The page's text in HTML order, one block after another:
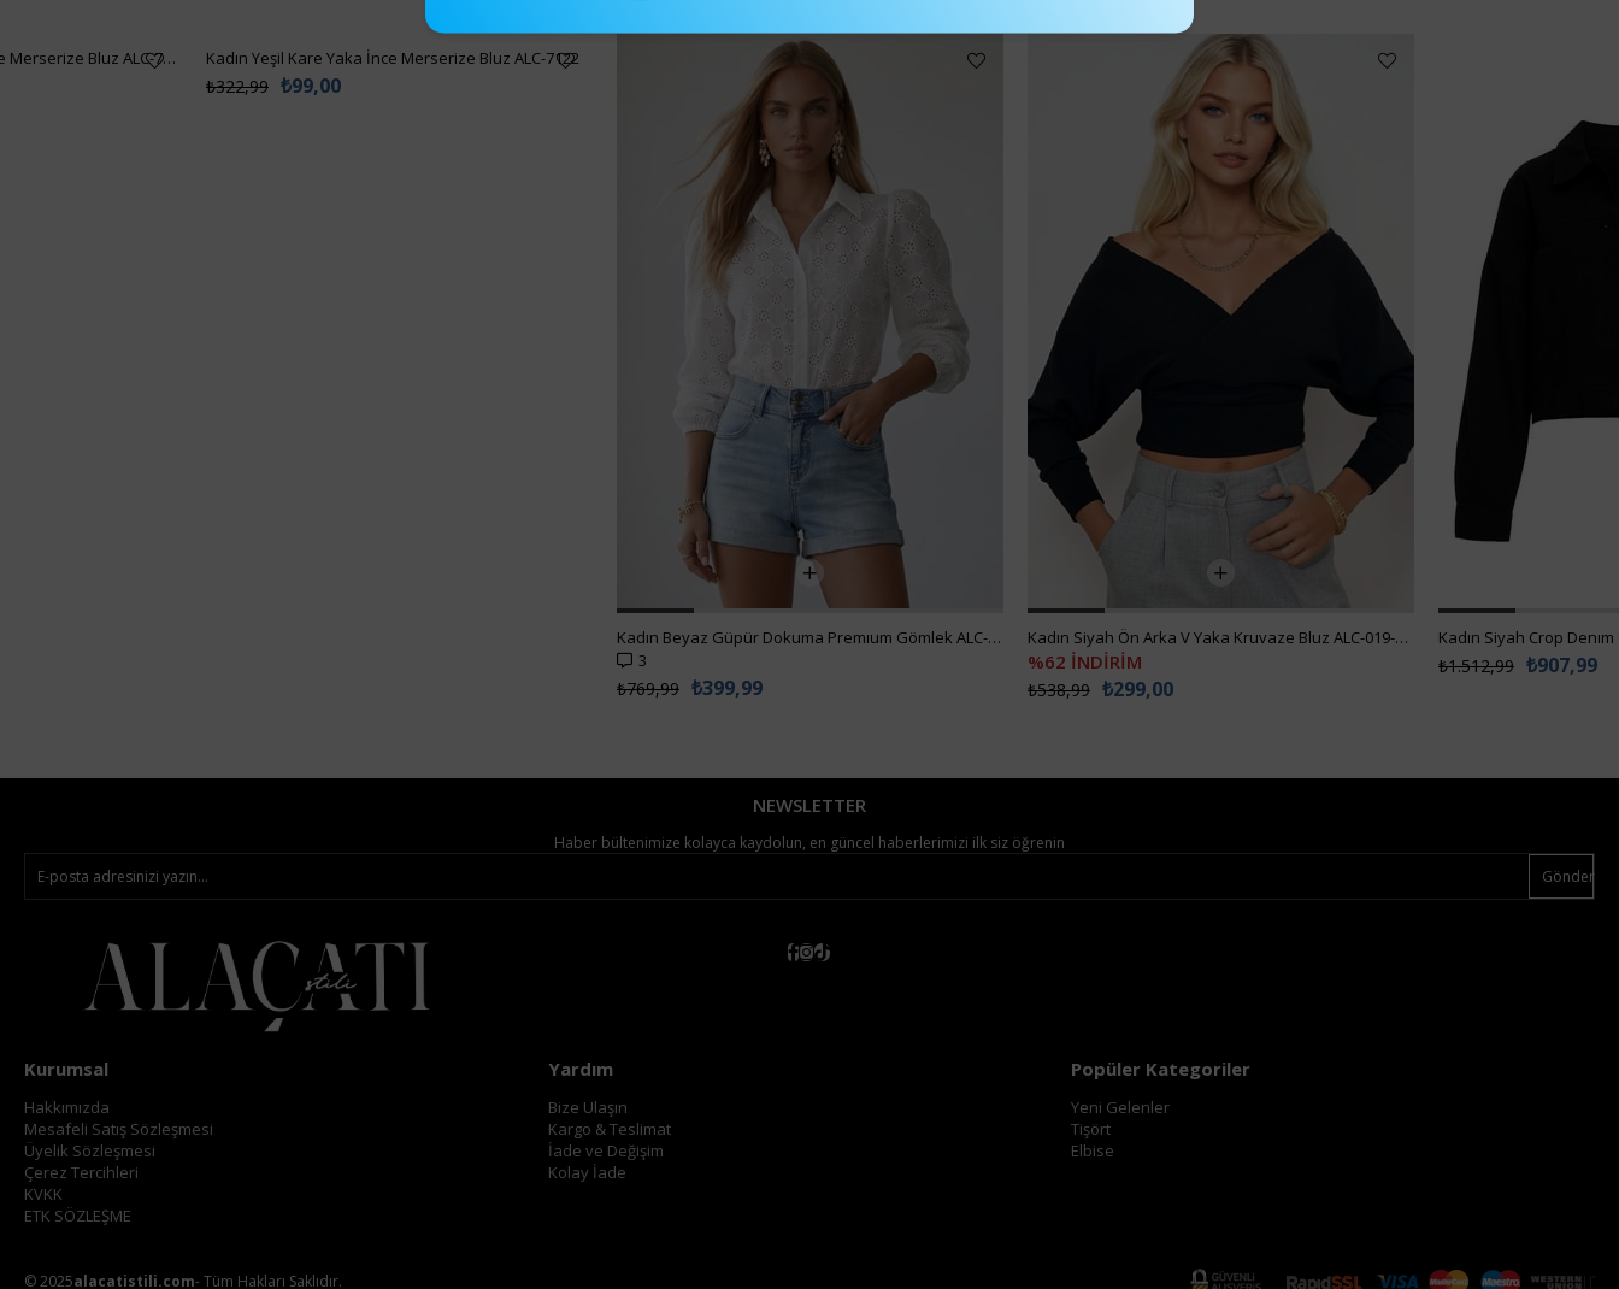
Kadın Bisküvi Kare Yaka İnce Merserize Bluz ALC-7122 Kadın Yeşil Kare Yaka İnce Merserize Bluz ALC-7122
₺99,00
₺322,99
Kadın Beyaz Güpür Dokuma Premıum Gömlek ALC-X4366
3
₺399,99
₺769,99
Kadın Siyah Ön Arka V Yaka Kruvaze Bluz ALC-019-053-BLZ
%62 İNDİRİM
₺299,00
₺538,99
Kadın Siyah Crop
₺907,99
₺1.512,99
NEWSLETTER
Haber bültenimize kolayca kaydolun, en güncel haberlerimizi ilk siz öğrenin
Gönder
Kurumsal
Hakkımızda
Mesafeli Satış Sözleşmesi
Üyelik Sözleşmesi
Çerez Tercihleri
KVKK
ETK SÖZLEŞME
Yardım
Bize Ulaşın
Kargo & Teslimat
İade ve Değişim
Kolay İade
Popüler Kategoriler
Yeni Gelenler
Tişört
Elbise
© 2025alacatistili.com- Tüm Hakları Saklıdır.